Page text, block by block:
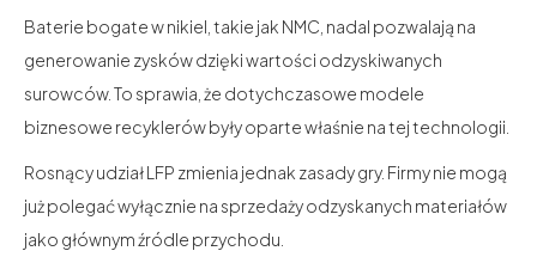
Baterie bogate w nikiel, takie jak NMC, nadal pozwalają na
generowanie zysków dzięki wartości odzyskiwanych
surowców. To sprawia, że dotychczasowe modele
biznesowe recyklerów były oparte właśnie na tej technologii.
Rosnący udział LFP zmienia jednak zasady gry. Firmy nie mogą
już polegać wyłącznie na sprzedaży odzyskanych materiałów
jako głównym źródle przychodu.